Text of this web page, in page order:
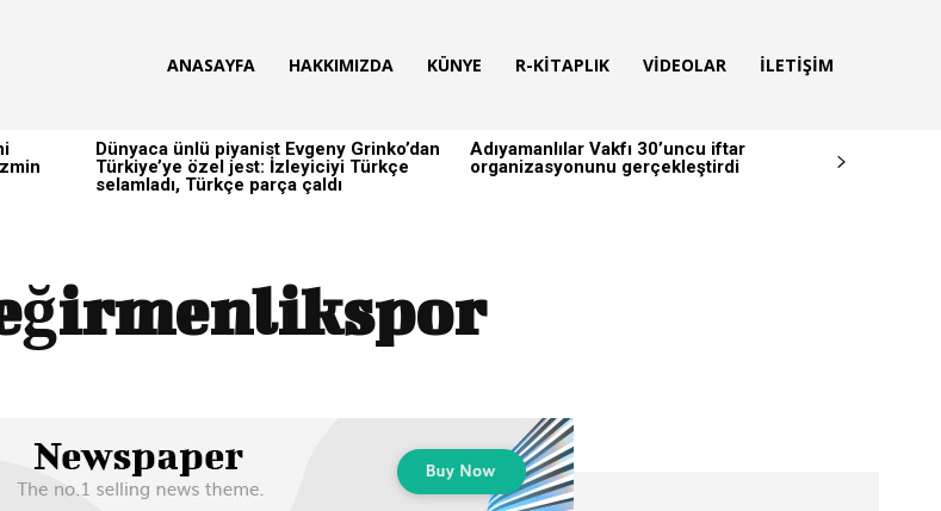
ANASAYFA HAKKIMIZDA KÜNYE R-KITAPLIK VIDEOLAR İLETIŞIM
Dünyaca ünlü piyanist Evgeny Grinko’dan
Türkiye’ye özel jest: İzleyiciyi Türkçe
selamladı, Türkçe parça çaldı
Adıyamanlılar Vakfı 30’uncu iftar
organizasyonunu gerçekleştirdi